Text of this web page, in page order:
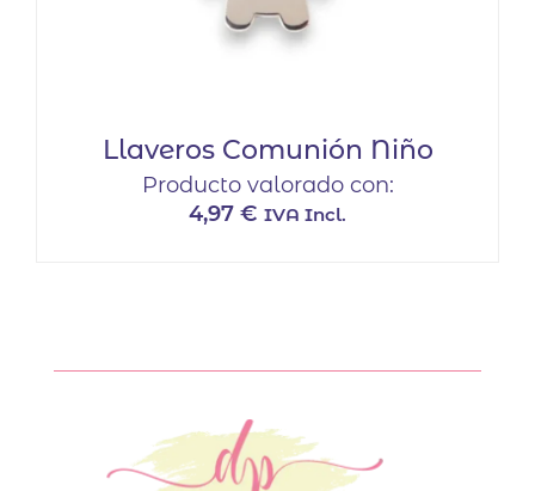
Llaveros Comunión Niño
Producto valorado con:
4,97 € IVA Incl.